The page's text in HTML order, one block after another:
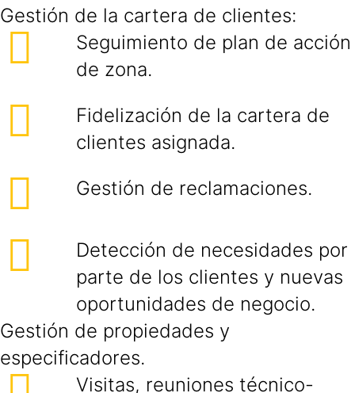
Gestión de la cartera de clientes:
Seguimiento de plan de acción
de zona.
Fidelización de la cartera de
clientes asignada.
Gestión de reclamaciones.
Detección de necesidades por
parte de los clientes y nuevas
oportunidades de negocio.
Gestión de propiedades y
especificadores.
Visitas, reuniones técnico-